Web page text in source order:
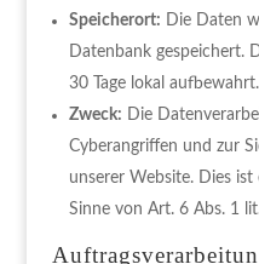
Speicherort: Die Daten
Datenbank gespeichert.
30 Tage lokal aufbewahrt.
Zweck: Die
Cyberangriffen und zur
unserer Website. Dies
Sinne von Art. 6 Abs. 1